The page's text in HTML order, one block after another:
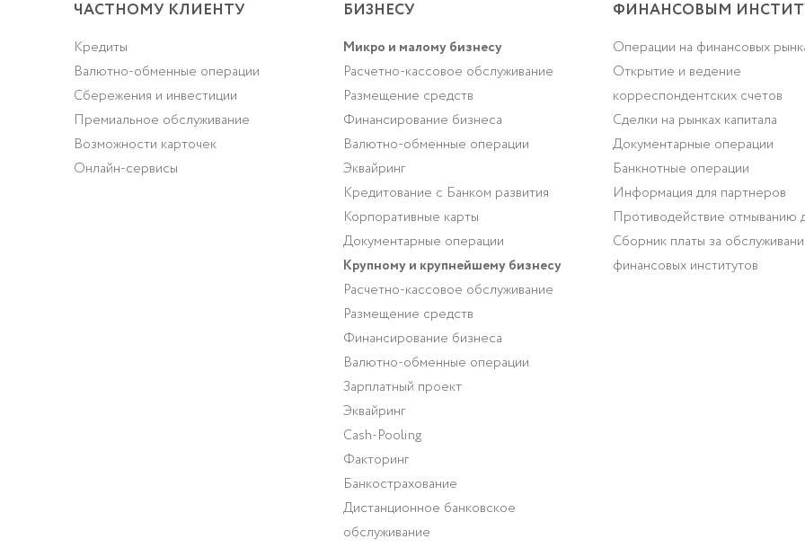
ЧАСТНОМУ КЛИЕНТУ
Кредиты
Валютно-обменные операции
Cбережения и инвестиции
Премиальное обслуживание
Возможности карточек
Онлайн-сервисы
БИЗНЕСУ
Микро и малому бизнесу
Расчетно-кассовое обслуживание
Размещение средств
Финансирование бизнеса
Валютно-обменные операции
Эквайринг
Кредитование с Банком развития
Корпоративные карты
Документарные операции
Крупному и крупнейшему бизнесу
Расчетно-кассовое обслуживание
Размещение средств
Финансирование бизнеса
Валютно-обменные операции
Зарплатный проект
Эквайринг
Cash-Pooling
Факторинг
Банкострахование
Дистанционное банковское
обслуживание
ФИНАНСОВЫМ
Операции на финансовых
Открытие и ведение
корреспондентских счетов
Сделки на рынках капитала
Документарные операции
Банкнотные операции
Информация для партнеров
Противодействие отмыванию
Сборник платы за
финансовых институтов